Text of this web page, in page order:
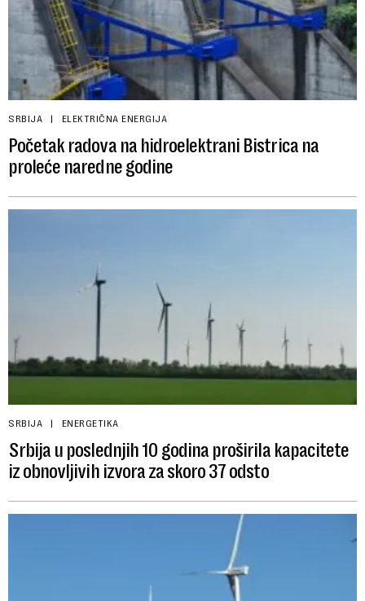
SRBIJA ELEKTRIČNA ENERGIJA
Početak radova na hidroelektrani Bistrica na
proleće naredne godine
SRBIJA ENERGETIKA
Srbija u poslednjih 10 godina proširila kapacitete
iz obnovljivih izvora za skoro 37 odsto